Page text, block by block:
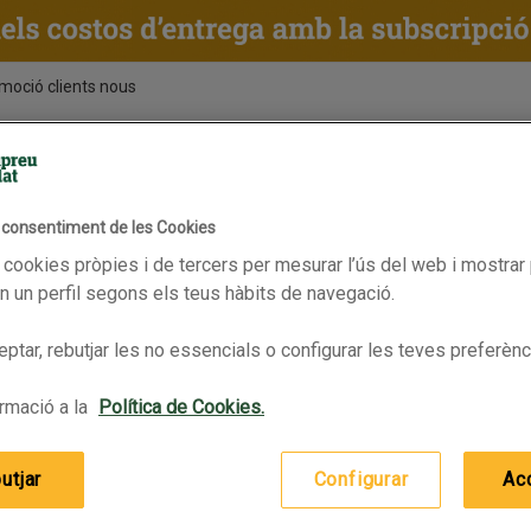
clients nous
de les Cookies
pròpies i de tercers per mesurar l’ús del web i
un perfil segons els teus hàbits de navegació.
rebutjar les no essencials o configurar les teves
a la Política de Cookies.
Configurar